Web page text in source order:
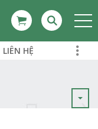
LIÊN HỆ